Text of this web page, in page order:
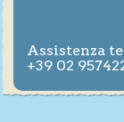
Assistenza
+39 02